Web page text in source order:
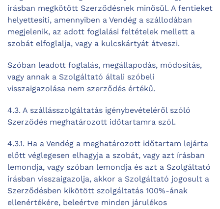
írásban megkötött Szerződésnek minősül. A fentieket
helyettesíti, amennyiben a Vendég a szállodában
megjelenik, az adott foglalási feltételek mellett a
szobát elfoglalja, vagy a kulcskártyát átveszi.
Szóban leadott foglalás, megállapodás, módosítás,
vagy annak a Szolgáltató általi szóbeli
visszaigazolása nem szerződés értékű.
4.3. A szállásszolgáltatás igénybevételéről szóló
Szerződés meghatározott időtartamra szól.
4.3.1. Ha a Vendég a meghatározott időtartam lejárta
előtt véglegesen elhagyja a szobát, vagy azt írásban
lemondja, vagy szóban lemondja és azt a Szolgáltató
írásban visszaigazolja, akkor a Szolgáltató jogosult a
Szerződésben kikötött szolgáltatás 100%-ának
ellenértékére, beleértve minden járulékos